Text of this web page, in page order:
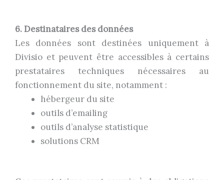
6. Destinataires des données
Les données sont destinées uniquement à
Divisio et peuvent être accessibles à certains
prestataires techniques nécessaires au
fonctionnement du site, notamment :
hébergeur du site
outils d’emailing
outils d’analyse statistique
solutions CRM